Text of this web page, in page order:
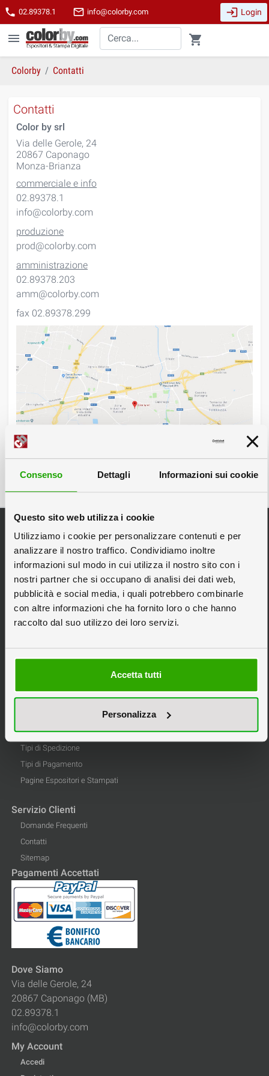
Consenso Dettagli Informazioni sui cookie
Questo sito web utilizza i cookie
Utilizziamo i cookie per personalizzare contenuti e per
analizzare il nostro traffico. Condividiamo inoltre
informazioni sul modo in cui utilizza il nostro sito con i
nostri partner che si occupano di analisi dei dati web,
pubblicità e social media, i quali potrebbero combinarle
con altre informazioni che ha fornito loro o che hanno
raccolto dal suo utilizzo dei loro servizi.
Accetta tutti
Personalizza
phone 02.89378.1 mail_outline info@colorby.com login Login
menu shopping_cart
Colorby Contatti
Contatti
Color by srl
Via delle Gerole, 24
20867 Caponago
Monza-Brianza
commerciale e info
02.89378.1
info@colorby.com
produzione
prod@colorby.com
amministrazione
02.89378.203
amm@colorby.com
fax 02.89378.299
Categorie Principali
Espositori da Banco
Espositori in Cartone
Espositori Personalizzati
Scatole in Cartone
Tipografia Online
Privacy
Condizioni di Vendita
Tipi di Spedizione
Tipi di Pagamento
Pagine Espositori e Stampati
Servizio Clienti
Domande Frequenti
Contatti
Sitemap
Pagamenti Accettati
Dove Siamo
Via delle Gerole, 24
20867 Caponago (MB)
02.89378.1
info@colorby.com
My Account
Accedi